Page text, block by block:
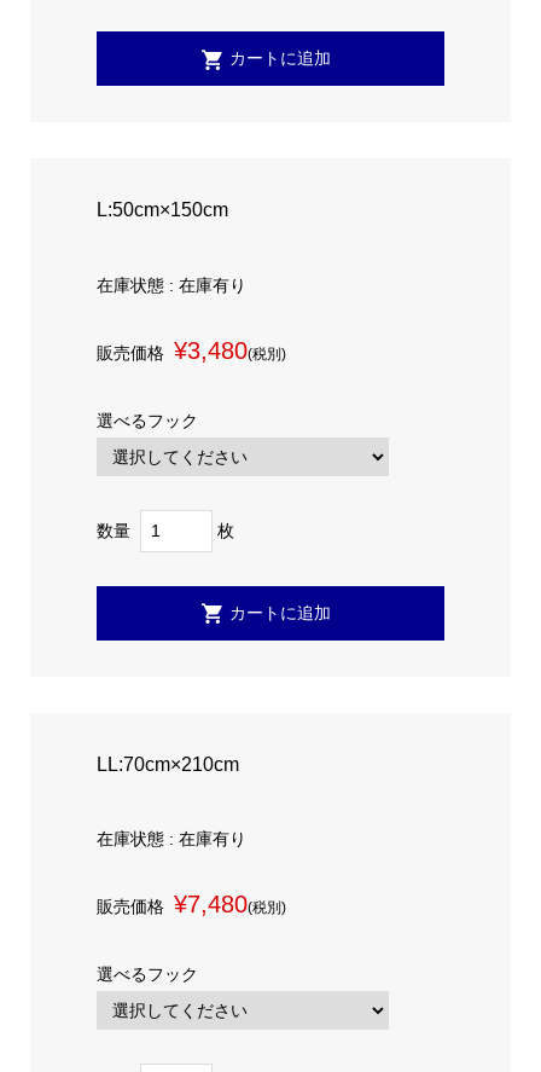
L:50cm×150cm
在庫状態 : 在庫有り
販売価格 ¥3,480(税別)
選べるフック
数量 枚
LL:70cm×210cm
在庫状態 : 在庫有り
販売価格 ¥7,480(税別)
選べるフック